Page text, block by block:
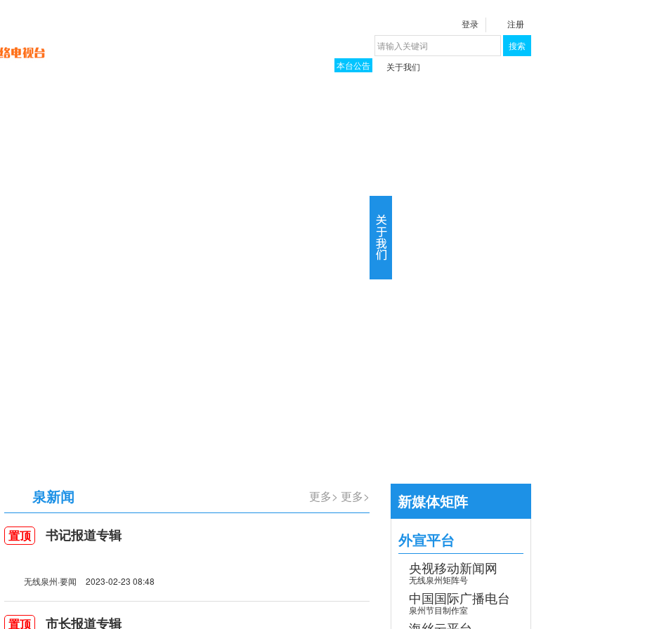
登录
注册
搜索
本台公告
关于我们
更多> 更多>
泉新闻
置顶 书记报道专辑
无线泉州·要闻 2023-02-23 08:48
置顶 市长报道专辑
新媒体矩阵
外宣平台
央视移动新闻网
无线泉州矩阵号
中国国际广播电台
泉州节目制作室